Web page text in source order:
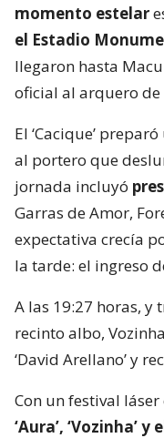
momento estelar
el Estadio
llegaron hasta
oficial al arquero de
El ‘Cacique’
al portero que
jornada incluyó
Garras de Amor,
expectativa crecía
la tarde: el ingreso
A las 19:27 horas, y
recinto albo,
‘David Arellano’ y
Con un festival
‘Aura’, ‘Vozinha’